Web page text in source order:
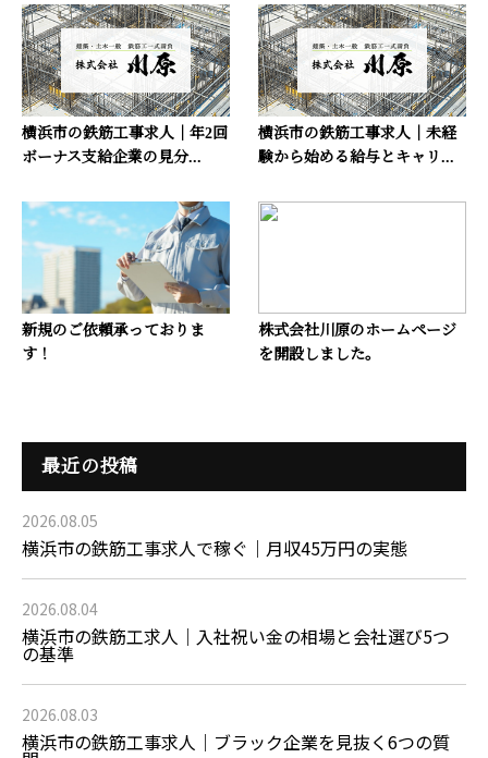
横浜市の鉄筋工事求人｜年2回
ボーナス支給企業の見分...
横浜市の鉄筋工事求人｜未経
験から始める給与とキャリ...
新規のご依頼承っておりま
す！
株式会社川原のホームページ
を開設しました。
最近の投稿
2026.08.05
横浜市の鉄筋工事求人で稼ぐ｜月収45万円の実態
2026.08.04
横浜市の鉄筋工求人｜入社祝い金の相場と会社選び5つ
の基準
2026.08.03
横浜市の鉄筋工事求人｜ブラック企業を見抜く6つの質